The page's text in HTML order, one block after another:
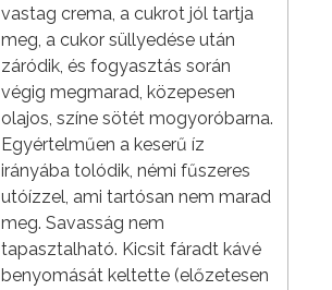
vastag crema, a cukrot jól tartja
meg, a cukor süllyedése után
záródik, és fogyasztás során
végig megmarad, közepesen
olajos, színe sötét mogyoróbarna.
Egyértelműen a keserű íz
irányába tolódik, némi fűszeres
utóízzel, ami tartósan nem marad
meg. Savasság nem
tapasztalható. Kicsit fáradt kávé
benyomását keltette (előzetesen